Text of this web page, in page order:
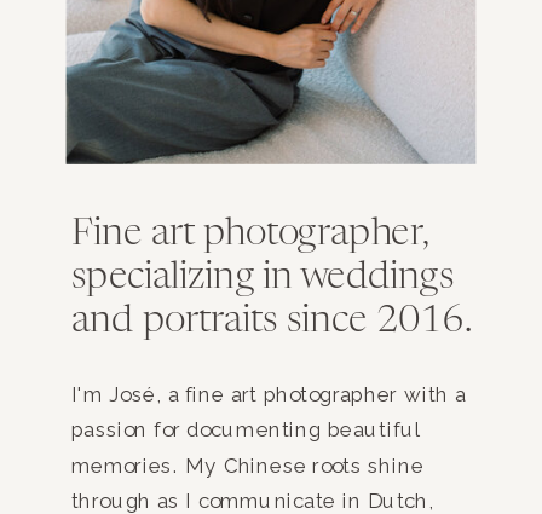
Fine art photographer,
specializing in weddings
and portraits since 2016.
I'm José, a fine art photographer with a
passion for documenting beautiful
memories. My Chinese roots shine
through as I communicate in Dutch,